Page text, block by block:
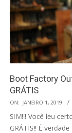
Boot Factory
GRÁTIS
2019-
01-
01
ON: JANEIRO 1, 2019
SIM!!! Você leu
GRÁTIS!! É